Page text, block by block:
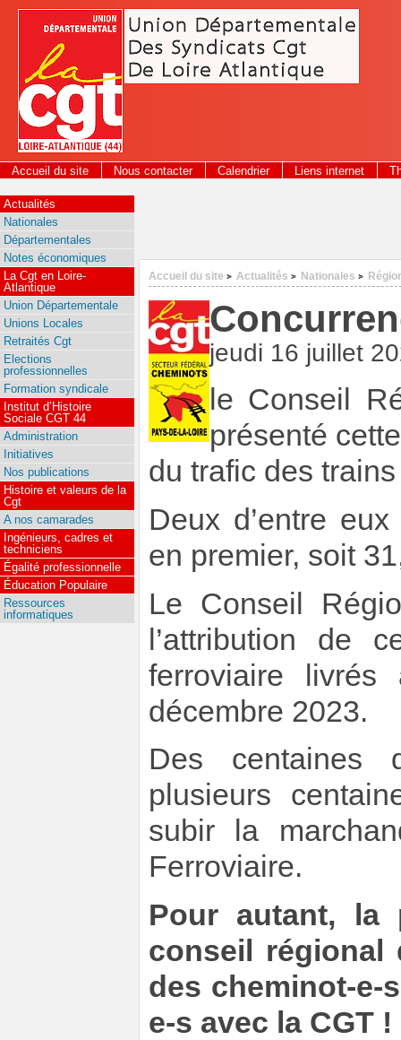
Panneau de gestion des cookies
Accueil du site Nous contacter Calendrier Liens internet
2026
Accueil du site > Actualités > Nationales >
jeudi 16 juillet
le Conseil
présenté
du trafic des
Deux d’entre
en premier, soit
Le Conseil
l’attribution de
ferroviaire
décembre 2023.
Des centaines
plusieurs
subir la
Ferroviaire.
Pour autant, la
conseil régional
des cheminot-e-
e-s avec la CGT !
Actualités
Nationales
Départementales
Notes économiques
La Cgt en Loire-
Atlantique
Union Départementale
Unions Locales
Retraités Cgt
Elections
professionnelles
Formation syndicale
Institut d’Histoire
Sociale CGT 44
Administration
Initiatives
Nos publications
Histoire et valeurs de la
Cgt
A nos camarades
Ingénieurs, cadres et
techniciens
Égalité professionnelle
Éducation Populaire
Ressources
informatiques